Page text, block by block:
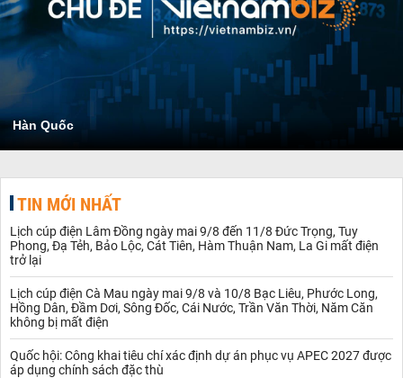
Hàn Quốc
TIN MỚI NHẤT
Lịch cúp điện Lâm Đồng ngày mai 9/8 đến 11/8 Đức Trọng, Tuy
Phong, Đạ Tẻh, Bảo Lộc, Cát Tiên, Hàm Thuận Nam, La Gi mất điện
trở lại
Lịch cúp điện Cà Mau ngày mai 9/8 và 10/8 Bạc Liêu, Phước Long,
Hồng Dân, Đầm Dơi, Sông Đốc, Cái Nước, Trần Văn Thời, Năm Căn
không bị mất điện
Quốc hội: Công khai tiêu chí xác định dự án phục vụ APEC 2027 được
áp dụng chính sách đặc thù